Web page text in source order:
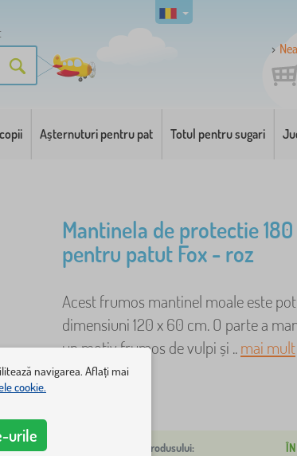
Așternuturi pentru pat Totul pentru sugari
Mantinela de protectie 180
pentru patut Fox - roz
Acest frumos mantinel moale este
dimensiuni 120 x 60 cm. O parte a
un motiv frumos de vulpi și ..mai mult
navigarea. Aflați mai
cookie.
urile